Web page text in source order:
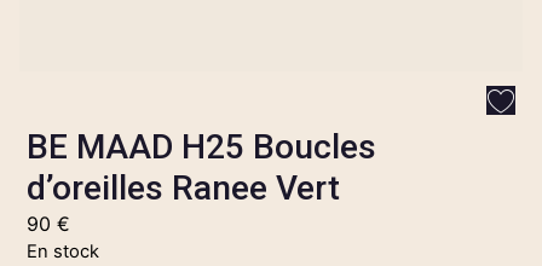
BE MAAD H25 Boucles
d’oreilles Ranee Vert
90€
En stock